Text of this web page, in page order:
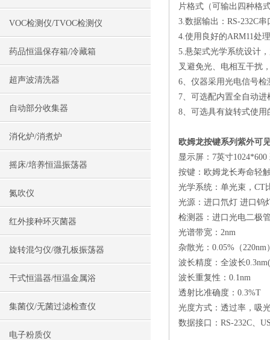
VOC检测仪/TVOC检测仪
药品恒温保存箱/冷藏箱
超声波清洗器
自动部分收集器
消化炉/消煮炉
摇床/培养恒温振荡器
氮吹仪
红外接种环灭菌器
旋转混匀仪/微孔板振荡器
干式恒温器/恒温金属浴
集菌仪/无菌过滤检查仪
电子粉质仪
片格式（可输出四种格
3.数据输出：RS-232C
4.使用良好的ARM11处
5.悬架式光学系统设计
叉避免光、电相互干扰
6、仪器采用光电信号
7、可选配内置全自动
8、可选具有旋转式使
欧姆龙按键系列紫外可
显示屏：7英寸
按键：欧姆龙长寿命轻
光学系统：单光束，CT
光源：进口氘灯 进口钨
检测器：进口光电二极
光谱带宽：2nm
杂散光：0.05%（220nm
波长精度：全波长
波长重复性：0.1nm
透射比准确度：0.3%T
光度方式：透过率，吸
数据接口：RS-232C、